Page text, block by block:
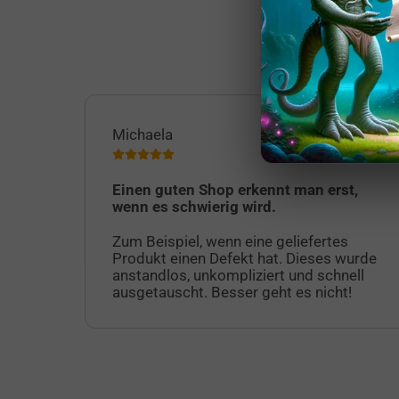
Wir
Michaela
Einen guten Shop erkennt man erst,
wenn es schwierig wird.
Zum Beispiel, wenn eine geliefertes
Produkt einen Defekt hat. Dieses wurde
anstandlos, unkompliziert und schnell
ausgetauscht. Besser geht es nicht!